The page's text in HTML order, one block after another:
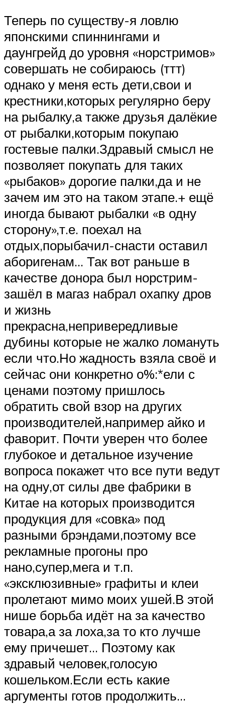
Теперь по существу-я ловлю
японскими спиннингами и
даунгрейд до уровня «норстримов»
совершать не собираюсь (ттт)
однако у меня есть дети,свои и
крестники,которых регулярно беру
на рыбалку,а также друзья далёкие
от рыбалки,которым покупаю
гостевые палки.Здравый смысл не
позволяет покупать для таких
«рыбаков» дорогие палки,да и не
зачем им это на таком этапе.+ ещё
иногда бывают рыбалки «в одну
сторону»,т.е. поехал на
отдых,порыбачил-снасти оставил
аборигенам… Так вот раньше в
качестве донора был норстрим-
зашёл в магаз набрал охапку дров
и жизнь
прекрасна,непривередливые
дубины которые не жалко ломануть
если что.Но жадность взяла своё и
сейчас они конкретно о%:*ели с
ценами поэтому пришлось
обратить свой взор на других
производителей,например айко и
фаворит. Почти уверен что более
глубокое и детальное изучение
вопроса покажет что все пути ведут
на одну,от силы две фабрики в
Китае на которых производится
продукция для «совка» под
разными брэндами,поэтому все
рекламные прогоны про
нано,супер,мега и т.п.
«эксклюзивные» графиты и клеи
пролетают мимо моих ушей.В этой
нише борьба идёт на за качество
товара,а за лоха,за то кто лучше
ему причешет… Поэтому как
здравый человек,голосую
кошельком.Если есть какие
аргументы готов продолжить…